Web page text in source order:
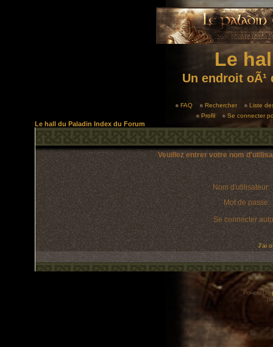
Le
Un endroit
FAQ Rechercher
Liste
Profil
Se connecter
Le hall du Paladin Index du Forum
Veuillez entrer votre nom
Nom d'utilisateur:
Mot de passe:
Se connecter
J'ai
Powered by